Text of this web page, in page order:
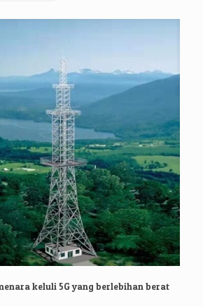
keluli 5G yang berlebihan berat